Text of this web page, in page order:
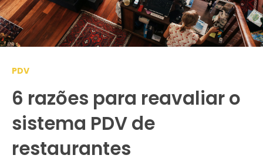
PDV
6 razões para reavaliar o
sistema PDV de
restaurantes